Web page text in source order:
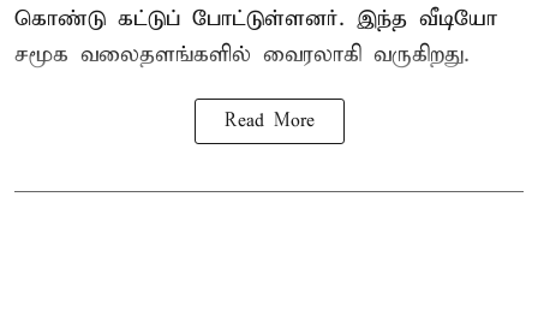
கொண்டு கட்டுப் போட்டுள்ளனர். இந்த வீடியோ
சமூக வலைதளங்களில் வைரலாகி வருகிறது.
Read More